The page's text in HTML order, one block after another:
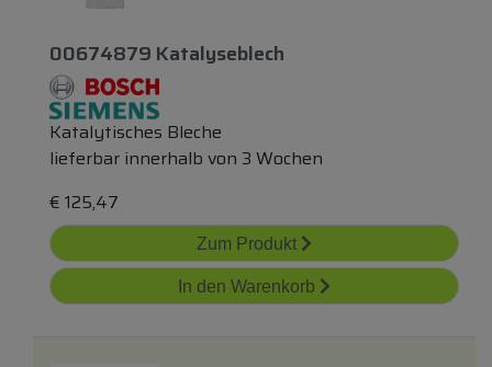
00674879 Katalyseblech
Katalytisches Bleche
lieferbar innerhalb von 3 Wochen
€ 125,47
Zum Produkt
In den Warenkorb